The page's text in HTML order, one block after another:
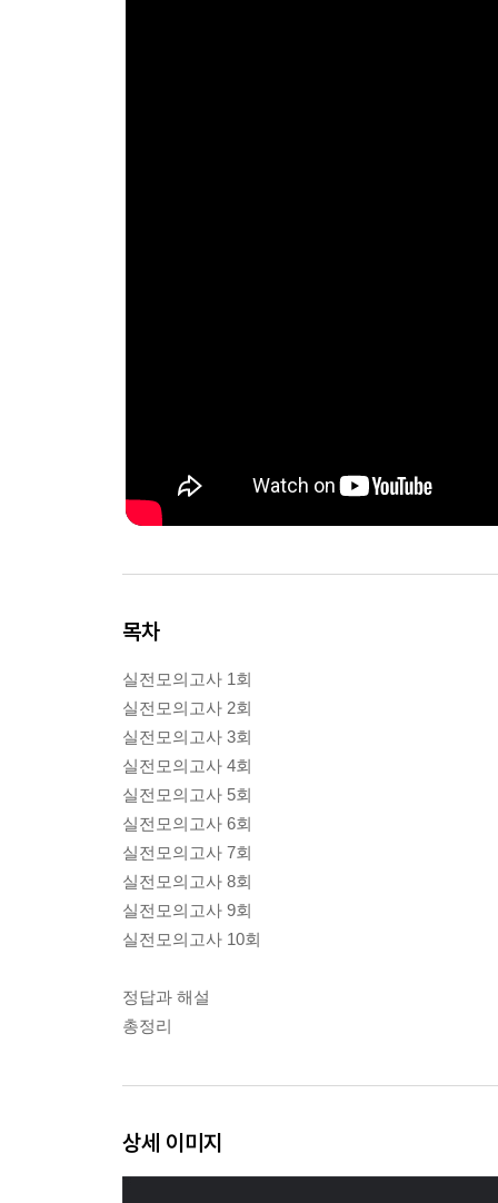
목차
실전모의고사 1회
실전모의고사 2회
실전모의고사 3회
실전모의고사 4회
실전모의고사 5회
실전모의고사 6회
실전모의고사 7회
실전모의고사 8회
실전모의고사 9회
실전모의고사 10회
정답과 해설
총정리
상세 이미지